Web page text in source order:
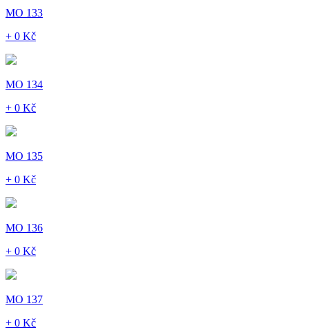
MO 133
+ 0 Kč
MO 134
+ 0 Kč
MO 135
+ 0 Kč
MO 136
+ 0 Kč
MO 137
+ 0 Kč